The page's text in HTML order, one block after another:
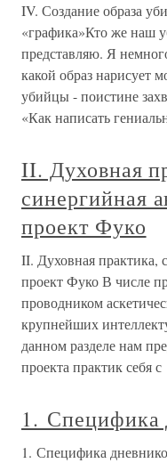
IV. Создание образа
«графика»Кто же наш
представляю. Я
какой образ нарисует
убийцы - поистине
«Как написать
II. Духовная
синергийная
проект Фуко
II. Духовная практика,
проект Фуко В числе
проводником
крупнейших
данном разделе нам
проекта практик себя с
1. Специфика
1. Специфика